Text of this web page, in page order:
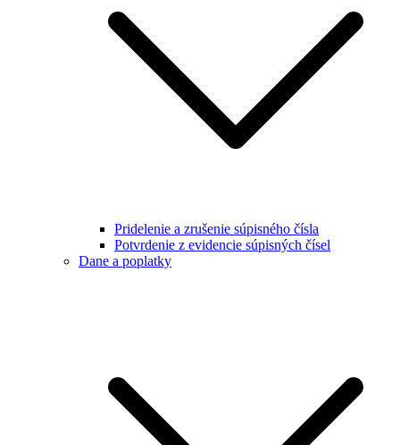
Pridelenie a zrušenie súpisného čísla
Potvrdenie z evidencie súpisných čísel
Dane a poplatky